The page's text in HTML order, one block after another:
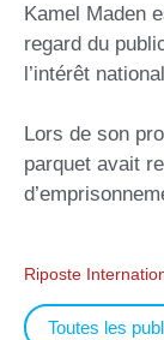
Kamel Maden
regard du
l’intérêt
Lors de son
parquet avait
Riposte
Toutes les